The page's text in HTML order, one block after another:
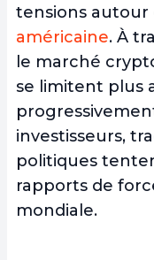
tensions autour
américaine. À
le marché
se limitent plus
investisseurs,
politiques
rapports de
mondiale.